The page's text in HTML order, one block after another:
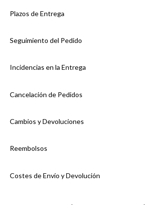
Plazos de Entrega
Seguimiento del Pedido
Incidencias en la Entrega
Cancelación de Pedidos
Cambios y Devoluciones
Reembolsos
Costes de Envío y Devolución